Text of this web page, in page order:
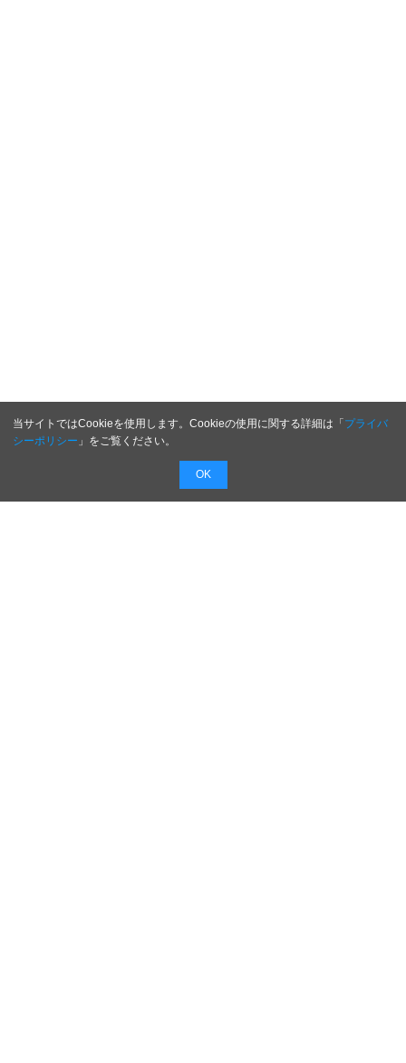
当サイトではCookieを使用します。Cookieの使用に関する詳細は「プライバ
シーポリシー 」をご覧ください。
OK